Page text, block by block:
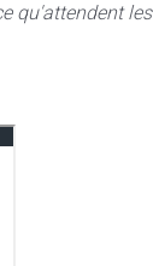
qu'attendent les